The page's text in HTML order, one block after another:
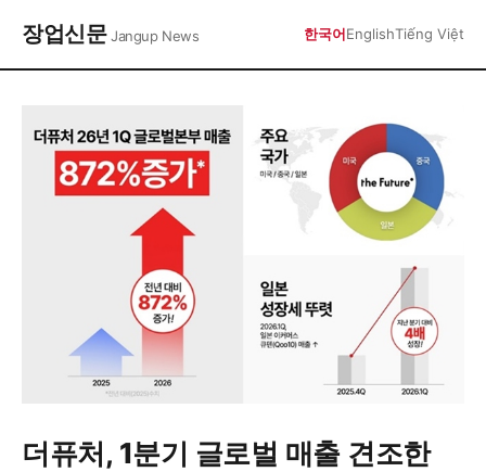
장업신문Jangup News 한국어EnglishTiếng Việt
더퓨처, 1분기 글로벌 매출 견조한